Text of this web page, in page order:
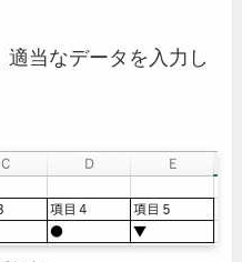
当なデータを入力し